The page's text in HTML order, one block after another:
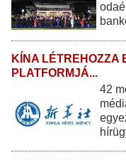
KÍNA LÉTREHOZZA
PLATFORMJÁ...
42